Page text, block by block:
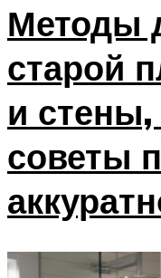
Методы
старой
и
советы